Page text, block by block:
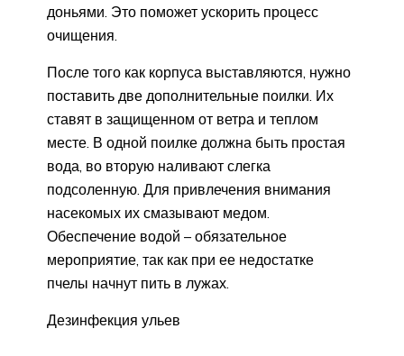
доньями. Это поможет ускорить процесс
очищения.
После того как корпуса выставляются, нужно
поставить две дополнительные поилки. Их
ставят в защищенном от ветра и теплом
месте. В одной поилке должна быть простая
вода, во вторую наливают слегка
подсоленную. Для привлечения внимания
насекомых их смазывают медом.
Обеспечение водой – обязательное
мероприятие, так как при ее недостатке
пчелы начнут пить в лужах.
Дезинфекция ульев